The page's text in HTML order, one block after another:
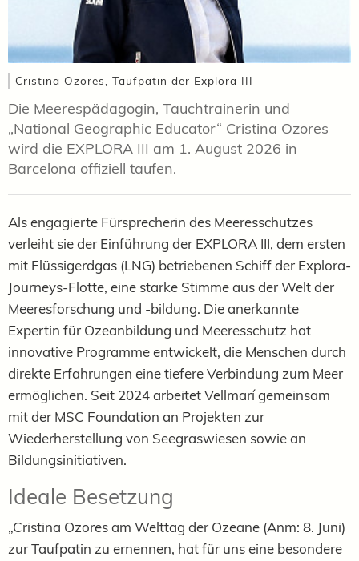
Cristina Ozores, Taufpatin der Explora III
Die Meerespädagogin, Tauchtrainerin und
„National Geographic Educator“ Cristina Ozores
wird die EXPLORA III am 1. August 2026 in
Barcelona offiziell taufen.
Als engagierte Fürsprecherin des Meeresschutzes
verleiht sie der Einführung der EXPLORA III, dem ersten
mit Flüssigerdgas (LNG) betriebenen Schiff der Explora-
Journeys-Flotte, eine starke Stimme aus der Welt der
Meeresforschung und -bildung. Die anerkannte
Expertin für Ozeanbildung und Meeresschutz hat
innovative Programme entwickelt, die Menschen durch
direkte Erfahrungen eine tiefere Verbindung zum Meer
ermöglichen. Seit 2024 arbeitet Vellmarí gemeinsam
mit der MSC Foundation an Projekten zur
Wiederherstellung von Seegraswiesen sowie an
Bildungsinitiativen.
Ideale Besetzung
„Cristina Ozores am Welttag der Ozeane (Anm: 8. Juni)
zur Taufpatin zu ernennen, hat für uns eine besondere